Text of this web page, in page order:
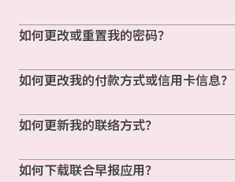
如何更改或重置我的密码？
如何更改我的付款方式或信用卡信息？
如何更新我的联络方式？
如何下载联合早报应用？